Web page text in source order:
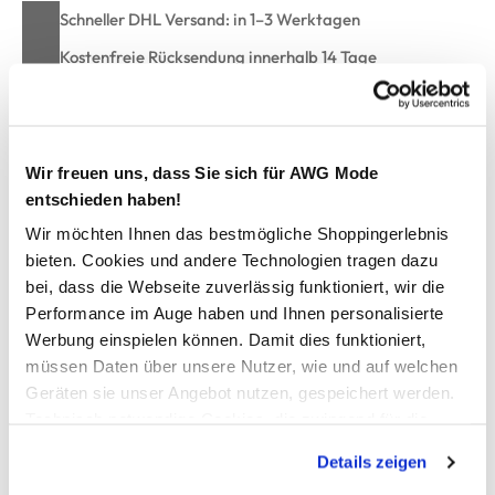
Wir freuen uns, dass Sie sich für AWG Mode
entschieden haben!
Wir möchten Ihnen das bestmögliche Shoppingerlebnis
bieten. Cookies und andere Technologien tragen dazu
bei, dass die Webseite zuverlässig funktioniert, wir die
Performance im Auge haben und Ihnen personalisierte
Werbung einspielen können. Damit dies funktioniert,
müssen Daten über unsere Nutzer, wie und auf welchen
Geräten sie unser Angebot nutzen, gespeichert werden.
werden, werden bei der Nutzung der Webseite auf jeden
Details zeigen
Schneller DHL Versand: in 1–3 Werktagen
Kostenfreie Rücksendung innerhalb 14 Tage
Kostenlose Filiallieferung in Ihre Wunschfiliale
Zur Wunschliste hinzufügen
Herren Poloshirt "Phil"
Lässiges Herrenpoloshirt "Phil" von HERO by John Medoox
Feines Streifendesign, Polokragen und kurze Knopfleiste
Kurze Ärmel mit Rippbündchen
Markanter Schriftzug-Print auf der Brust
Herstellerartikelnummer: 74101200009109